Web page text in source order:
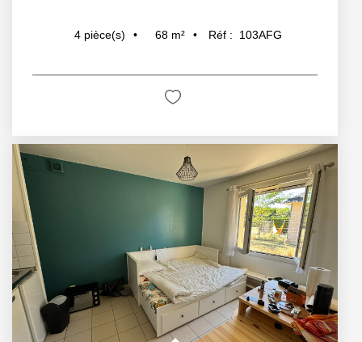
4 pièce(s) 68 m² Réf : 103AFG